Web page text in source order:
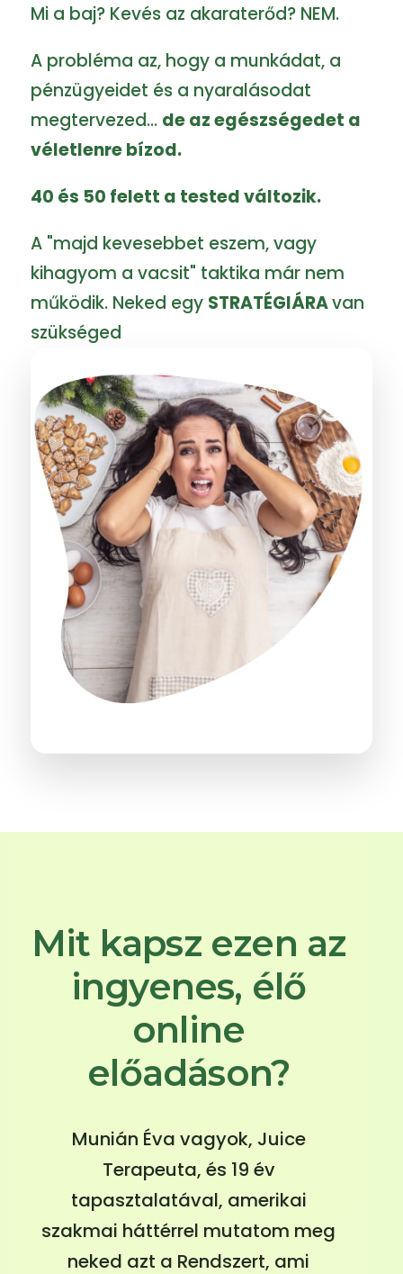
Mi a baj? Kevés az akaraterőd? NEM.
A probléma az, hogy a munkádat, a
pénzügyeidet és a nyaralásodat
megtervezed... de az egészségedet a
véletlenre bízod.
40 és 50 felett a tested változik.
A "majd kevesebbet eszem, vagy
kihagyom a vacsit" taktika már nem
működik. Neked egy STRATÉGIÁRAvan
szükséged
Mit kapsz ezen az
ingyenes, élő
online
előadáson?
Munián Éva vagyok, Juice
Terapeuta, és 19 év
tapasztalatával, amerikai
szakmai háttérrel mutatom meg
neked azt a Rendszert, ami